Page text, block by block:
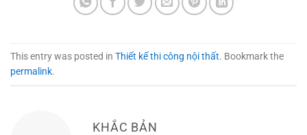
This entry was posted in Thiết kế thi công nội thất. Bookmark the
permalink.
KHẮC BẢN